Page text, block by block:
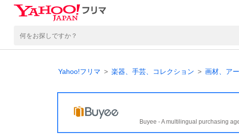
Yahoo!フリマ 楽器、手芸、コレクション 画材、ア
Buyee - A multilingual purchasing